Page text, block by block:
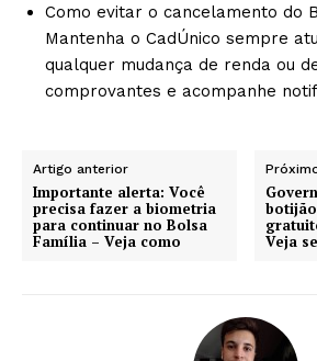
Como evitar o cancelamento do
Mantenha o CadÚnico sempre
qualquer mudança de renda ou
comprovantes e acompanhe
Artigo anterior
Importante alerta: Você
precisa fazer a biometria
para continuar no Bolsa
Família – Veja como
Veja